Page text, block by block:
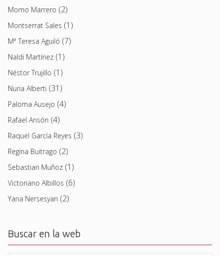
Momo Marrero (2)
Montserrat Sales (1)
Mª Teresa Aguiló (7)
Naldi Martínez (1)
Néstor Trujillo (1)
Nuria Alberti (31)
Paloma Ausejo (4)
Rafael Ansón (4)
Raquel García Reyes (3)
Regina Buitrago (2)
Sebastian Muñoz (1)
Victoriano Albillos (6)
Yana Nersesyan (2)
Buscar en la web